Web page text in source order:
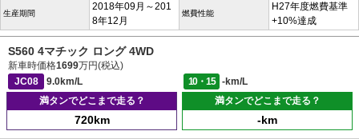
生産期間
2018年09月～201
8年12月
燃費性能
H27年度燃費基準
+10%達成
S560 4マチック ロング 4WD
新車時価格1699万円(税込)
JC08
9.0km/L 10・15
-km/L
満タンでどこまで走る？
720km
満タンでどこまで走る？
-km